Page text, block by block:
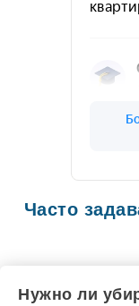
Часто
Нужно ли